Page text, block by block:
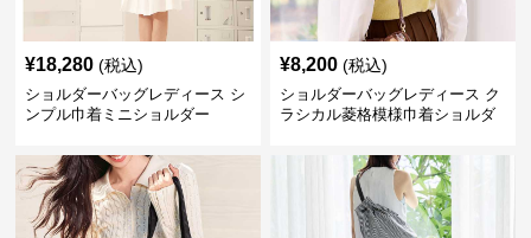
¥18,280 (税込)
ショルダーバッグレディース シ
ンプル巾着ミニショルダー
¥8,200 (税込)
ショルダーバッグレディース ク
ラシカル菱格模様巾着ショルダ